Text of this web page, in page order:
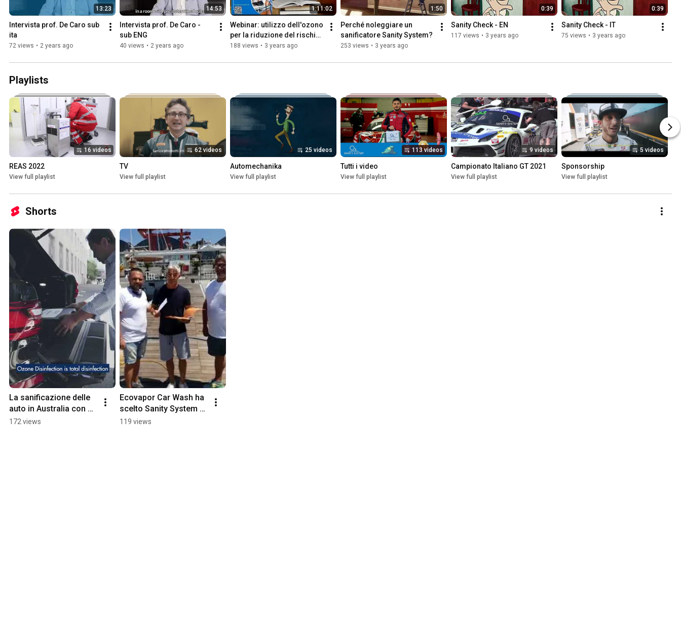
13:23
Intervista prof. De Caro sub
ita
72 views • 2 years ago
14:53
Intervista prof. De Caro -
sub ENG
40 views • 2 years ago
1:11:02
Webinar: utilizzo dell'ozono
per la riduzione del rischio
infettivo
188 views • 3 years ago
1:50
Perché noleggiare un
sanificatore Sanity System?
253 views • 3 years ago
0:39
Sanity Check - EN
117 views • 3 years ago
0:39
Sanity Check - IT
75 views • 3 years ago
Playlists
16 videos
REAS 2022
View full playlist
62 videos
TV
View full playlist
25 videos
Automechanika
View full playlist
113 videos
Tutti i video
View full playlist
9 videos
Campionato Italiano GT 2021
View full playlist
5 videos
Sponsorship
View full playlist
Shorts
La sanificazione delle
auto in Australia con
Sanity System
172 views
Ecovapor Car Wash ha
scelto Sanity System
per sanificare le
119 views